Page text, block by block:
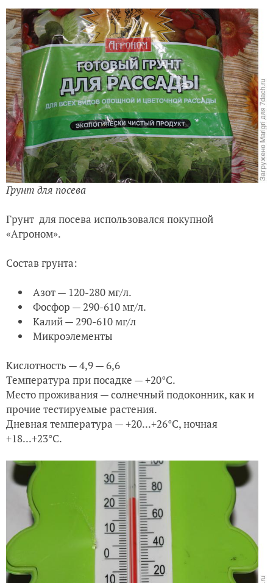
Грунт для посева
Грунт для посева использовался покупной
«Агроном».
Состав грунта:
Азот — 120-280 мг/л.
Фосфор — 290-610мг/л.
Калий — 290-610 мг/л
Микроэлементы
Кислотность — 4,9 — 6,6
Температура при посадке — +20°С.
Место проживания — солнечный подоконник, как и
прочие тестируемые растения.
Дневная температура — +20...+26°С, ночная
+18...+23°С.